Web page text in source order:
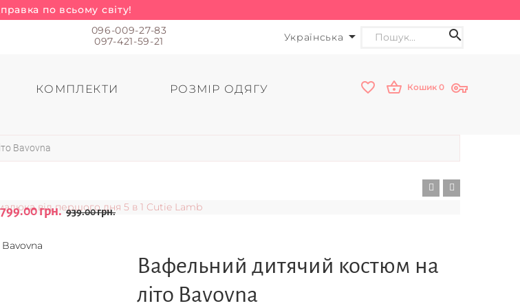
по всьому світу!
Українська
096-009-27-83
097-421-59-21
КОМПЛЕКТИ РОЗМІР ОДЯГУ Кошик 0
Bavovna
799.00 грн. 939.00 грн.
Вафельний дитячий костюм на
літо Bavovna